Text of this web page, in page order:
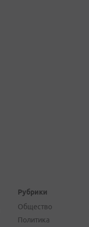
Рубрики
Общество
Политика